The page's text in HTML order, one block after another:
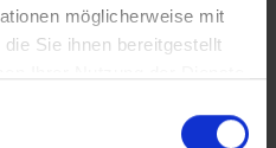
möglicherweise mit
Sie ihnen bereitgestellt